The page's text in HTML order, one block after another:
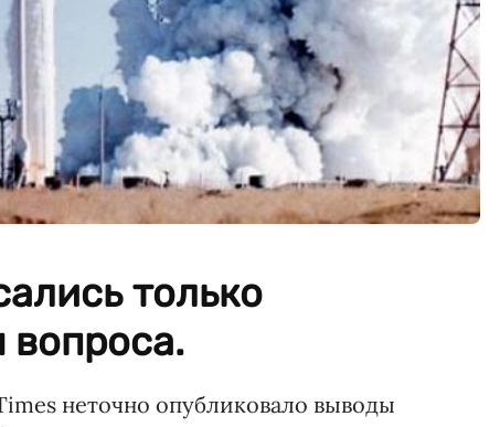
только
вопроса.
неточно опубликовало выводы